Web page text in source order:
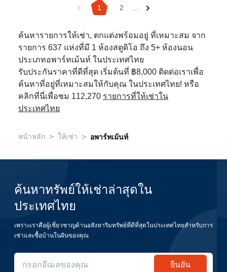
1 2 ...
ค้นหารายการให้เช่า, ตกแต่งพร้อมอยู่ ที่เหมาะสม จาก
รายการ 637 แห่งที่มี 1 ห้องสตูดิโอ ถึง 5+ ห้องนอน
ประเภทอพาร์ทเม้นท์ ในประเทศไทย
รับประกันราคาที่ดีที่สุด เริ่มต้นที่ ฿8,000 ติดต่อเราเพื่อ
ค้นหาที่อยู่ที่เหมาะสมให้กับคุณ ในประเทศไทย! หรือ
คลิกที่นี่เพื่อชม 112,270 รายการที่ให้เช่าใน
ประเทศไทย
หน้าหลัก > ให้เช่า > อพาร์ทเม้นท์
ค้นหาทรัพย์ให้เช่าล่าสุดใน
ประเทศไทย
เพราะเราคือผู้เชี่ยวชาญด้านอสังหาริมทรัพย์ที่ดีที่สุดในประเทศไทยสำหรับการ
เช่าและซื้อบ้านในฝันของคุณ
ยืนยัน